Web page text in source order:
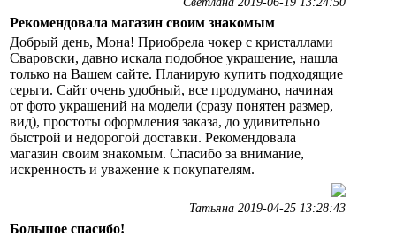
Рекомендовала магазин своим знакомым
Добрый день, Мона! Приобрела чокер с кристаллами
Сваровски, давно искала подобное украшение, нашла
только на Вашем сайте. Планирую купить подходящие
серьги. Сайт очень удобный, все продумано, начиная
от фото украшений на модели (сразу понятен размер,
вид), простоты оформления заказа, до удивительно
быстрой и недорогой доставки. Рекомендовала
магазин своим знакомым. Спасибо за внимание,
искренность и уважение к покупателям.
Татьяна 2019-04-25 13:28:43
Большое спасибо!